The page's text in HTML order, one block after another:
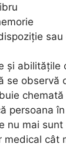
sau
și abilitățile
se observă
persoana
nu mai
cât